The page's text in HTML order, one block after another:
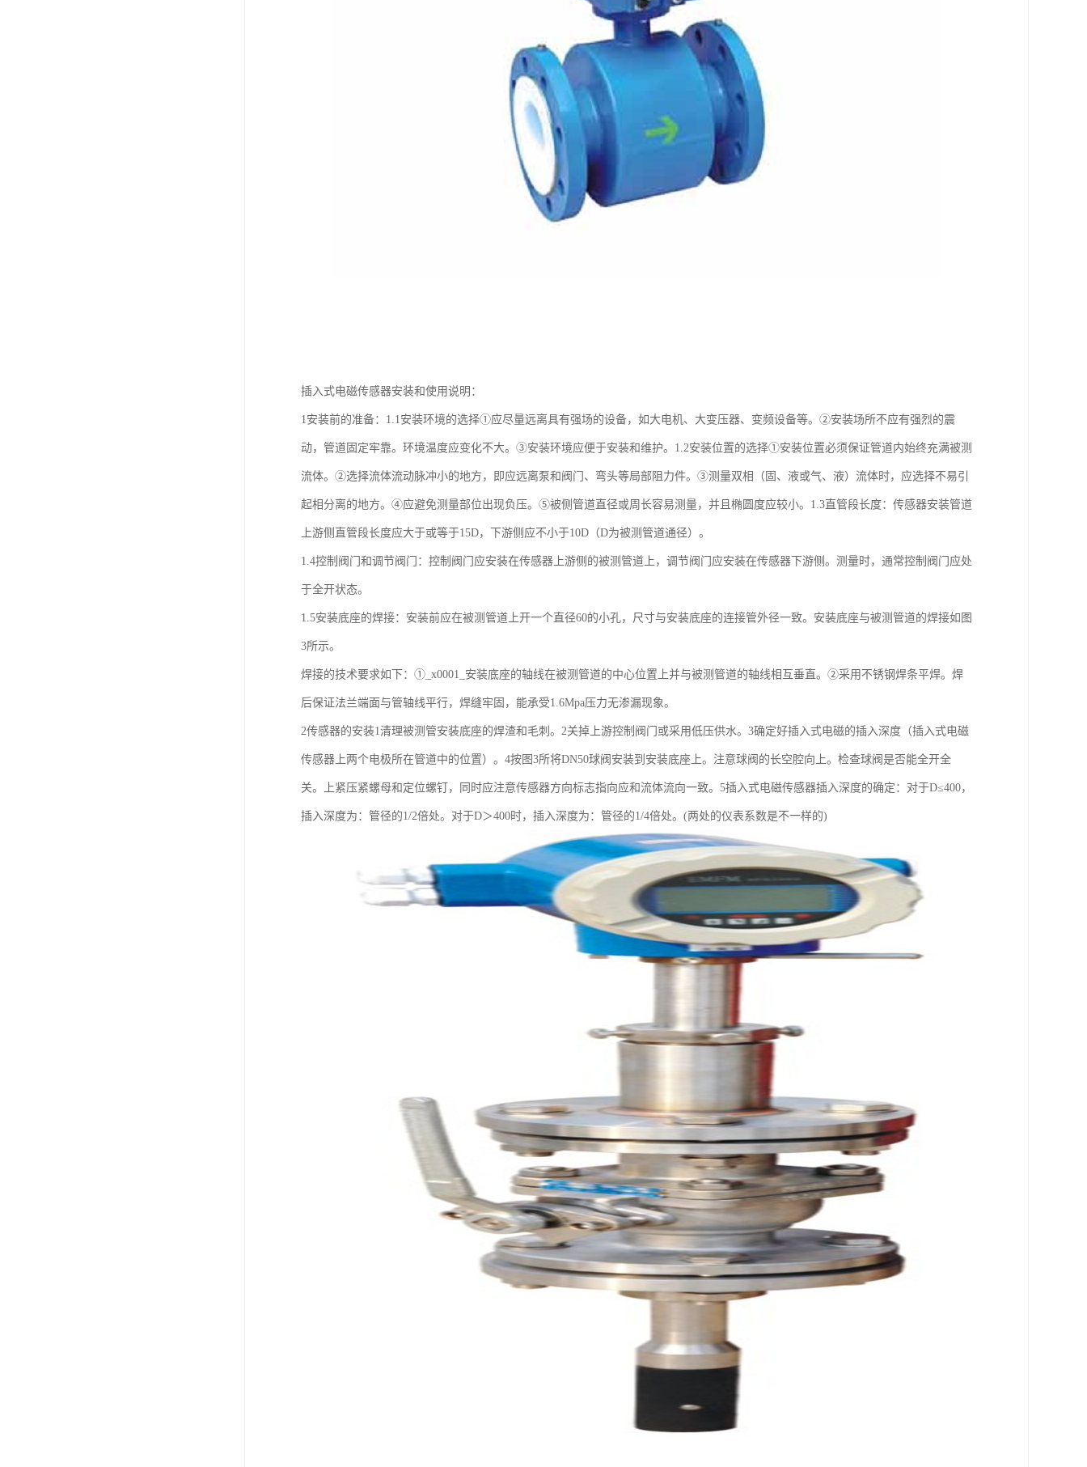
插入式电磁传感器安装和使用说明：
1安装前的准备：1.1安装环境的选择①应尽量远离具有强场的设备，如大电机、大变压器、变频设备等。②安装场所不应有强烈的震
动，管道固定牢靠。环境温度应变化不大。③安装环境应便于安装和维护。1.2安装位置的选择①安装位置必须保证管道内始终充满被测
流体。②选择流体流动脉冲小的地方，即应远离泵和阀门、弯头等局部阻力件。③测量双相（固、液或气、液）流体时，应选择不易引
起相分离的地方。④应避免测量部位出现负压。⑤被侧管道直径或周长容易测量，并且椭圆度应较小。1.3直管段长度：传感器安装管道
上游侧直管段长度应大于或等于15D，下游侧应不小于10D（D为被测管道通径）。
1.4控制阀门和调节阀门：控制阀门应安装在传感器上游侧的被测管道上，调节阀门应安装在传感器下游侧。测量时，通常控制阀门应处
于全开状态。
1.5安装底座的焊接：安装前应在被测管道上开一个直径60的小孔，尺寸与安装底座的连接管外径一致。安装底座与被测管道的焊接如图
3所示。
焊接的技术要求如下：①_x0001_安装底座的轴线在被测管道的中心位置上并与被测管道的轴线相互垂直。②采用不锈钢焊条平焊。焊
后保证法兰端面与管轴线平行，焊缝牢固，能承受1.6Mpa压力无渗漏现象。
2传感器的安装1清理被测管安装底座的焊渣和毛刺。2关掉上游控制阀门或采用低压供水。3确定好插入式电磁的插入深度（插入式电磁
传感器上两个电极所在管道中的位置）。4按图3所将DN50球阀安装到安装底座上。注意球阀的长空腔向上。检查球阀是否能全开全
关。上紧压紧螺母和定位螺钉，同时应注意传感器方向标志指向应和流体流向一致。5插入式电磁传感器插入深度的确定：对于D≤400，
插入深度为：管径的1/2倍处。对于D＞400时，插入深度为：管径的1/4倍处。(两处的仪表系数是不一样的)